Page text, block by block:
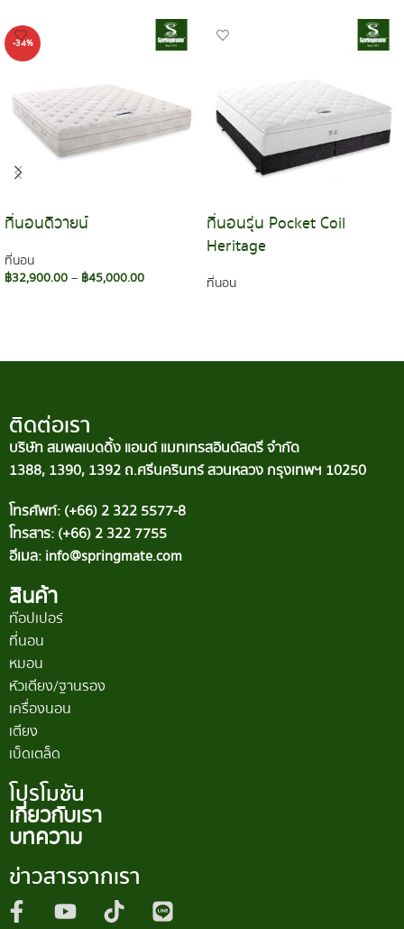
-34%
ที่นอนดิวายน์
ที่นอน
฿32,900.00– ฿45,000.00
ที่นอนรุ่น Pocket Coil
Heritage
ที่นอน
ติดต่อเรา
บริษัท สมพลเบดดิ้ง แอนด์ แมทเทรสอินดัสตรี จำกัด
1388, 1390, 1392 ถ.ศรีนครินทร์ สวนหลวง กรุงเทพฯ 10250
โทรศัพท์: (+66) 2 322 5577-8
โทรสาร: (+66) 2 322 7755
อีเมล: info@springmate.com
สินค้า
ท๊อปเปอร์
ที่นอน
หมอน
หัวเตียง/ฐานรอง
เครื่องนอน
เตียง
เบ็ดเตล็ด
โปรโมชัน
เกี่ยวกับเรา
บทความ
ข่าวสารจากเรา